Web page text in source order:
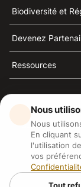
Biodiversité et
Devenez
Ressources
3Bee est la
défense
3Bee
Nous
Nous
En cliquant
l'utilisation
vos
Tout